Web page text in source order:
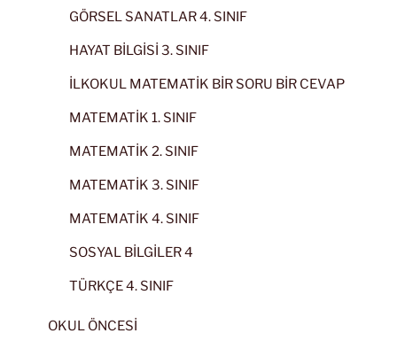
GÖRSEL SANATLAR 4. SINIF
HAYAT BİLGİSİ 3. SINIF
İLKOKUL MATEMATİK BİR SORU BİR CEVAP
MATEMATİK 1. SINIF
MATEMATİK 2. SINIF
MATEMATİK 3. SINIF
MATEMATİK 4. SINIF
SOSYAL BİLGİLER 4
TÜRKÇE 4. SINIF
OKUL ÖNCESİ